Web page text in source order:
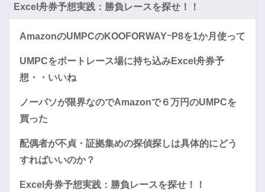
Excel舟券予想実践：勝負レースを探せ！！
AmazonのUMPCのKOOFORWAYｰP8を1か月使って
UMPCをボートレース場に持ち込みExcel舟券予
想・・いいね
ノーパソが限界なのでAmazonで６万円のUMPCを
買った
配偶者が不貞・証拠集めの探偵探しは具体的にどう
すればいいのか？
Excel舟券予想実践：勝負レースを探せ！！